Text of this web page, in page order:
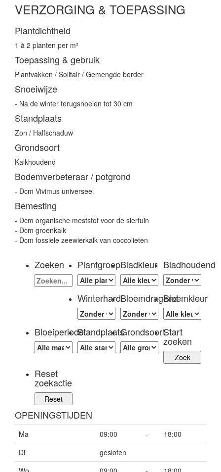
VERZORGING & TOEPASSING
Plantdichtheid
1 à 2 planten per m²
Toepassing & gebruik
Plantvakken / Solitair / Gemengde border
Snoeiwijze
- Na de winter terugsnoeien tot 30 cm
Standplaats
Zon / Halfschaduw
Grondsoort
Kalkhoudend
Bodemverbeteraar / potgrond
- Dcm Vivimus universeel
Bemesting
- Dcm organische meststof voor de siertuin
- Dcm groenkalk
- Dcm fossiele zeewierkalk van coccolieten
Zoeken PlantgroepBladkleur Bladhoudend
WinterhardBloemdragendBloemkleur
BloeiperiodeStandplaatsGrondsoortStart
zoeken
Reset
zoekactie
OPENINGSTIJDEN
Ma 09:00 -
18:00
Di
gesloten